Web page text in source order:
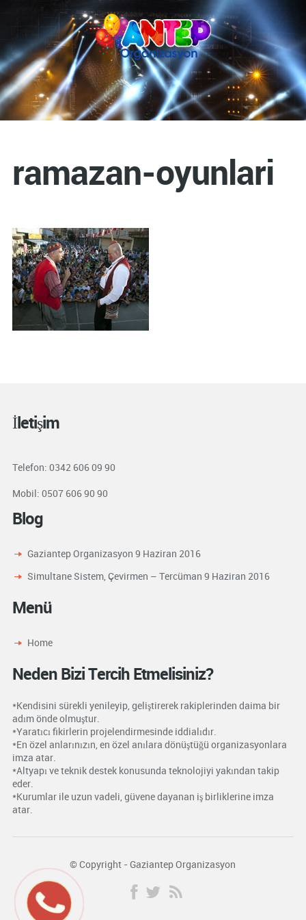
ramazan-oyunlari
İletişim
Telefon: 0342 606 09 90
Mobil: 0507 606 90 90
Blog
Gaziantep Organizasyon 9 Haziran 2016
Simultane Sistem, Çevirmen – Tercüman 9 Haziran 2016
Menü
Home
Neden Bizi Tercih Etmelisiniz?
*Kendisini sürekli yenileyip, geliştirerek rakiplerinden daima bir
adım önde olmuştur.
*Yaratıcı fikirlerin projelendirmesinde iddialıdır.
*En özel anlarınızın, en özel anılara dönüştüğü organizasyonlara
imza atar.
*Altyapı ve teknik destek konusunda teknolojiyi yakından takip
eder.
*Kurumlar ile uzun vadeli, güvene dayanan iş birliklerine imza
atar.
© Copyright - Gaziantep Organizasyon